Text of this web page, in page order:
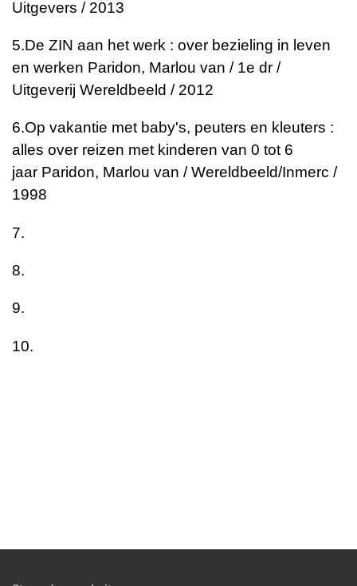
Uitgevers / 2013
5.De ZIN aan het werk : over bezieling in leven
en werken Paridon, Marlou van / 1e dr /
Uitgeverij Wereldbeeld / 2012
6.Op vakantie met baby's, peuters en kleuters :
alles over reizen met kinderen van 0 tot 6
jaar Paridon, Marlou van / Wereldbeeld/Inmerc /
1998
7.
8.
9.
10.